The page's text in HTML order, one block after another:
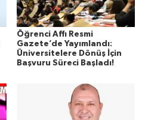
Öğrenci Affı Resmi
Gazete’de Yayımlandı:
Üniversitelere Dönüş İçin
Başvuru Süreci Başladı!